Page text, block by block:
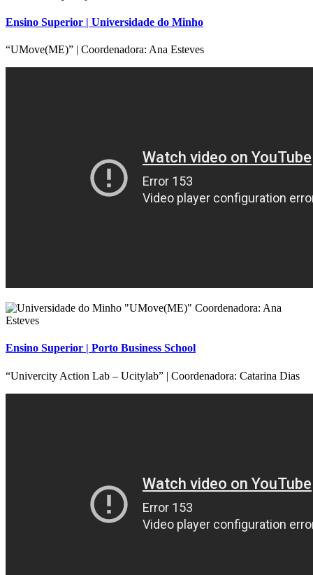
Ensino Superior | Universidade do Minho
“UMove(ME)” | Coordenadora: Ana Esteves
Ensino Superior | Porto Business School
“Univercity Action Lab – Ucitylab” | Coordenadora: Catarina Dias